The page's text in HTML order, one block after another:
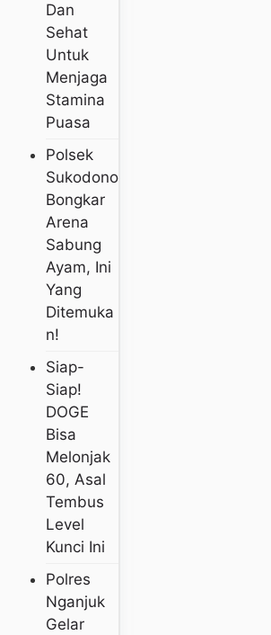
Dan
Sehat
Untuk
Menjaga
Stamina
Puasa
Polsek
Sukodono
Bongkar
Arena
Sabung
Ayam, Ini
Yang
Ditemuka
N!
Siap-
Siap!
DOGE
Bisa
Melonjak
60, Asal
Tembus
Level
Kunci Ini
Polres
Nganjuk
Gelar